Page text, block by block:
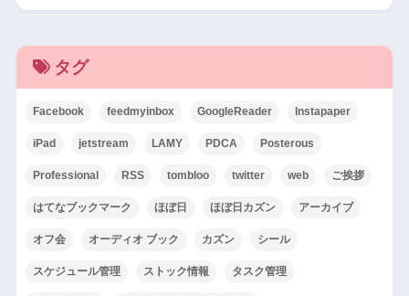
タグ
Facebook feedmyinbox GoogleReader Instapaper
iPad jetstream LAMY PDCA Posterous
Professional RSS tombloo twitter web ご挨拶
はてなブックマーク ほぼ日 ほぼ日カズン アーカイブ
オフ会 オーディオ ブック カズン シール
スケジュール管理 ストック情報 タスク管理